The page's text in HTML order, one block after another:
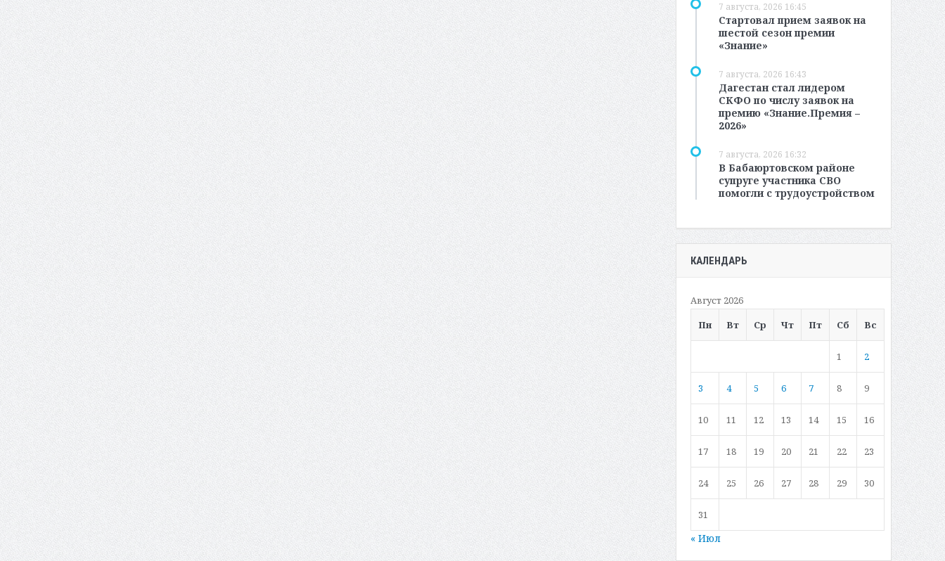
7 августа, 2026 16:45
Стартовал прием заявок на
шестой сезон премии
«Знание»
7 августа, 2026 16:43
Дагестан стал лидером
СКФО по числу заявок на
премию «Знание.Премия –
2026»
7 августа, 2026 16:32
В Бабаюртовском районе
супруге участника СВО
помогли с трудоустройством
КАЛЕНДАРЬ
Август 2026
Пн
Вт Ср Чт Пт Сб Вс
1 2
3 4 5 6 7 8 9
10 11 12 13 14 15 16
17 18 19 20 21 22 23
24 25 26 27 28 29 30
31
« Июл